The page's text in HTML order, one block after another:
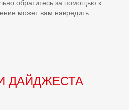
обратитесь за помощью к
может вам навредить.
ДАЙДЖЕСТА